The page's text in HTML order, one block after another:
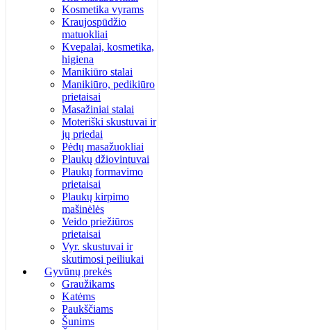
Kosmetika vyrams
Kraujospūdžio
matuokliai
Kvepalai, kosmetika,
higiena
Manikiūro stalai
Manikiūro, pedikiūro
prietaisai
Masažiniai stalai
Moteriški skustuvai ir
jų priedai
Pėdų masažuokliai
Plaukų džiovintuvai
Plaukų formavimo
prietaisai
Plaukų kirpimo
mašinėlės
Veido priežiūros
prietaisai
Vyr. skustuvai ir
skutimosi peiliukai
Gyvūnų prekės
Graužikams
Katėms
Paukščiams
Šunims